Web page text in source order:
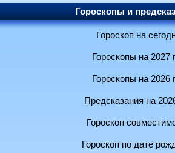
Гороскопы и
Гороскоп на
Гороскопы на 2027
Гороскопы на 2026
Предсказания на
Гороскоп
Гороскоп по дате